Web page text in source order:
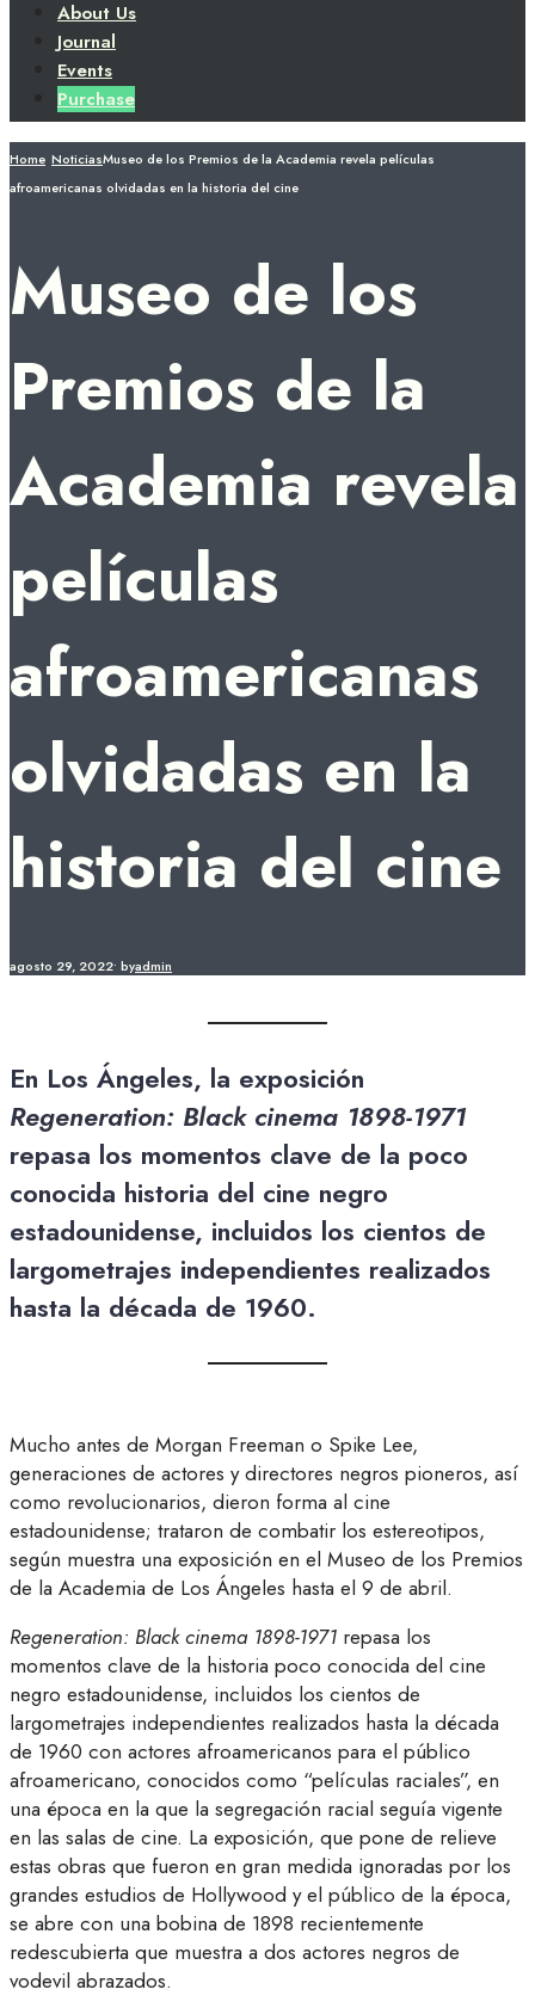
About Us
Journal
Events
Purchase
Home NoticiasMuseo de los Premios de la Academia revela películas
afroamericanas olvidadas en la historia del cine
Museo de los
Premios de la
Academia revela
películas
afroamericanas
olvidadas en la
historia del cine
agosto 29, 2022• byadmin
En Los Ángeles, la exposición
Regeneration: Black cinema 1898-1971
repasa los momentos clave de la poco
conocida historia del cine negro
estadounidense, incluidos los cientos de
largometrajes independientes realizados
hasta la década de 1960.
Mucho antes de Morgan Freeman o Spike Lee,
generaciones de actores y directores negros pioneros, así
como revolucionarios, dieron forma al cine
estadounidense; trataron de combatir los estereotipos,
según muestra una exposición en el Museo de los Premios
de la Academia de Los Ángeles hasta el 9 de abril.
Regeneration: Black cinema 1898-1971 repasa los
momentos clave de la historia poco conocida del cine
negro estadounidense, incluidos los cientos de
largometrajes independientes realizados hasta la década
de 1960 con actores afroamericanos para el público
afroamericano, conocidos como “películas raciales”, en
una época en la que la segregación racial seguía vigente
en las salas de cine. La exposición, que pone de relieve
estas obras que fueron en gran medida ignoradas por los
grandes estudios de Hollywood y el público de la época,
se abre con una bobina de 1898 recientemente
redescubierta que muestra a dos actores negros de
vodevil abrazados.